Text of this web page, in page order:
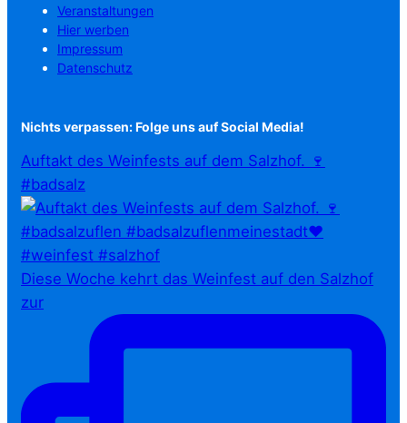
Veranstaltungen
Hier werben
Impressum
Datenschutz
Nichts verpassen: Folge uns auf Social Media!
Auftakt des Weinfests auf dem Salzhof. 🍷
#badsalz
Diese Woche kehrt das Weinfest auf den Salzhof
zur